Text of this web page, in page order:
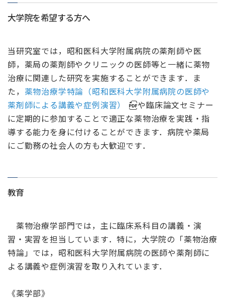
大学院を希望する方へ
当研究室では，昭和医科大学附属病院の薬剤師や医
師，薬局の薬剤師やクリニックの医師等と一緒に薬物
治療に関連した研究を実施することができます．ま
た， 薬物治療学特論（昭和医科大学附属病院の医師や
薬剤師による講義や症例演習）
や臨床論文セミナー
に定期的に参加することで適正な薬物治療を実践・指
導する能力を身に付けることができます．病院や薬局
にご勤務の社会人の方も大歓迎です．
教育
薬物治療学部門では，主に臨床系科目の講義・演
習・実習を担当しています．特に，大学院の「薬物治療
特論」では，昭和医科大学附属病院の医師や薬剤師に
よる講義や症例演習を取り入れています．
《薬学部》